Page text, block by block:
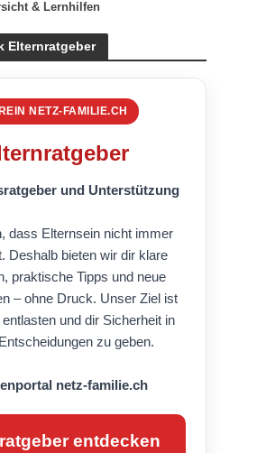
& Lernhilfen
Elternratgeber
NETZ-FAMILIE.CH
und Unterstützung
dass Elternsein nicht immer
Deshalb bieten wir dir klare
praktische Tipps und neue
– ohne Druck. Unser Ziel ist
und dir Sicherheit in
zu geben.
netz-familie.ch
entdecken